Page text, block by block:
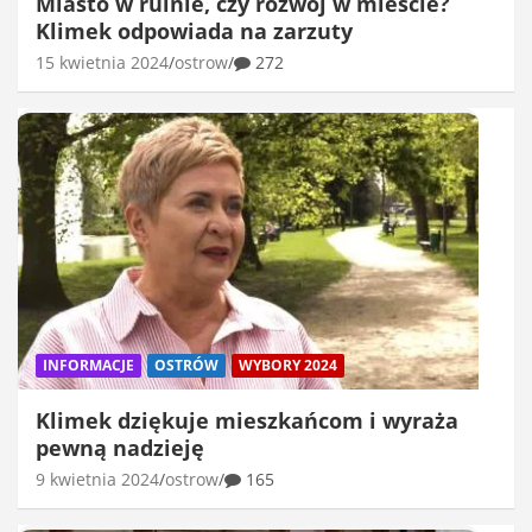
Klimek odpowiada na zarzuty
15 kwietnia 2024 ostrow 272
INFORMACJE OSTRÓW WYBORY 2024
Klimek dziękuje mieszkańcom i wyraża
pewną nadzieję
9 kwietnia 2024 ostrow 165